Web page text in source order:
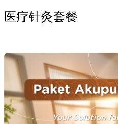
医疗针灸套餐